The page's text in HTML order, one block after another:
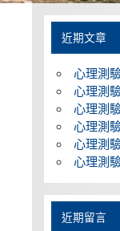
近期文章
心理測
心理測
心理測
心理測
心理測
心理測
近期留言